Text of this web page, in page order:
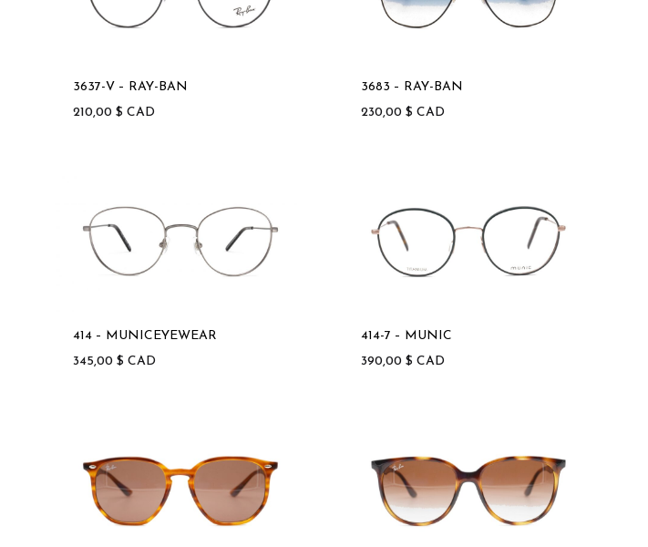
3637-V – RAY-BAN
210,00 $ CAD
3683 – RAY-BAN
230,00 $ CAD
414 – MUNICEYEWEAR
345,00 $ CAD
414-7 – MUNIC
390,00 $ CAD